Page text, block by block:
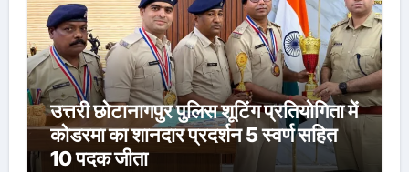
उत्तरी छोटानागपुर पुलिस शूटिंग प्रतियोगिता में
कोडरमा का शानदार प्रदर्शन 5 स्वर्ण सहित
10 पदक जीता